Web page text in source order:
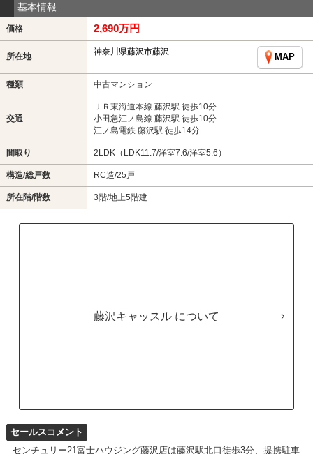
基本情報
価格 2,690万円
所在地 神奈川県藤沢市藤沢
MAP
種類 中古マンション
交通
ＪＲ東海道本線 藤沢駅 徒歩10分
小田急江ノ島線 藤沢駅 徒歩10分
江ノ島電鉄 藤沢駅 徒歩14分
間取り 2LDK（LDK11.7/洋室7.6/洋室5.6）
構造/総戸数 RC造/25戸
所在階/階数 3階/地上5階建
藤沢キャッスル
セールスコメント
センチュリー21富士ハウジング藤沢店は藤沢駅北口徒歩3分、提携駐車